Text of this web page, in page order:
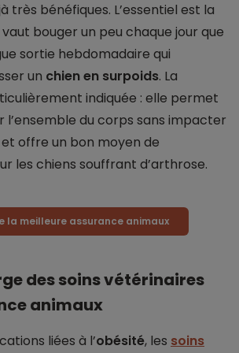
très bénéfiques. L’essentiel est la
bouger un peu chaque jour que
sortie hebdomadaire qui
un chien en surpoids. La
indiquée : elle permet
l’ensemble du corps sans impacter
offre un bon moyen de
les chiens souffrant d’arthrose.
la meilleure assurance animaux
des soins vétérinaires
animaux
liées à l’obésité, les soins